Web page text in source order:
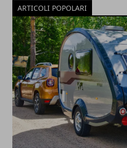
ARTICOLI POPOLARI